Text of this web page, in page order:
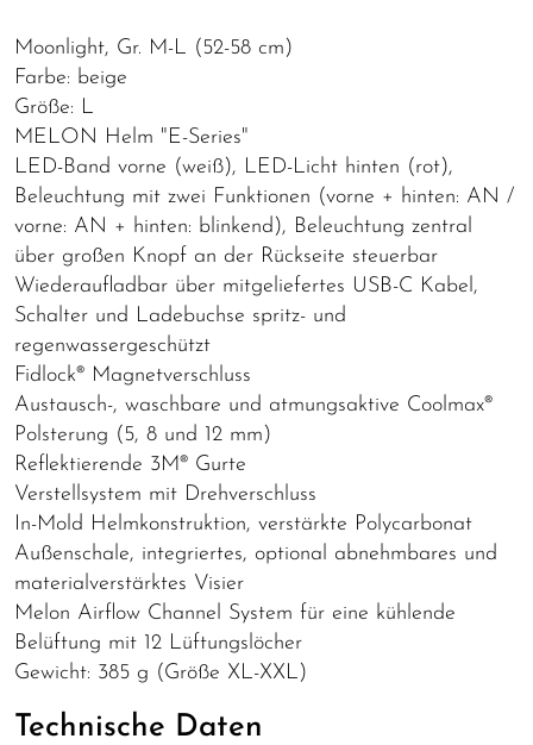
Moonlight, Gr. M-L (52-58 cm)
Farbe: beige
Größe: L
MELON Helm "E-Series"
LED-Band vorne (weiß), LED-Licht hinten (rot),
Beleuchtung mit zwei Funktionen (vorne + hinten: AN /
vorne: AN + hinten: blinkend), Beleuchtung zentral
über großen Knopf an der Rückseite steuerbar
Wiederaufladbar über mitgeliefertes USB-C Kabel,
Schalter und Ladebuchse spritz- und
regenwassergeschützt
Fidlock® Magnetverschluss
Austausch-, waschbare und atmungsaktive Coolmax®
Polsterung (5, 8 und 12 mm)
Reflektierende 3M® Gurte
Verstellsystem mit Drehverschluss
In-Mold Helmkonstruktion, verstärkte Polycarbonat
Außenschale, integriertes, optional abnehmbares und
materialverstärktes Visier
Melon Airflow Channel System für eine kühlende
Belüftung mit 12 Lüftungslöcher
Gewicht: 385 g (Größe XL-XXL)
Technische Daten